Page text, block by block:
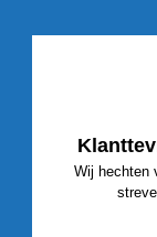
Wij hechten